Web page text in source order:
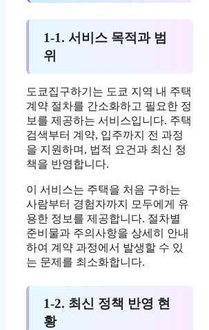
1-1. 서비스 목적과 범
위
도쿄집구하기는 도쿄 지역 내 주택
계약 절차를 간소화하고 필요한 정
보를 제공하는 서비스입니다. 주택
검색부터 계약, 입주까지 전 과정
을 지원하며, 법적 요건과 최신 정
책을 반영합니다.
이 서비스는 주택을 처음 구하는
사람부터 경험자까지 모두에게 유
용한 정보를 제공합니다. 절차별
준비물과 주의사항을 상세히 안내
하여 계약 과정에서 발생할 수 있
는 문제를 최소화합니다.
1-2. 최신 정책 반영 현
황